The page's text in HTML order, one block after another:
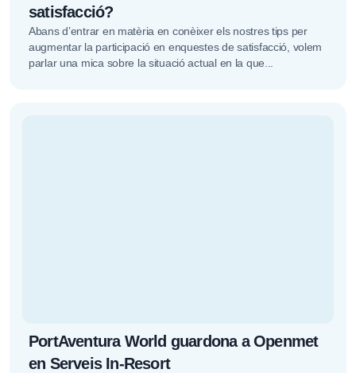
satisfacció?
Abans d’entrar en matèria en conèixer els nostres tips per
augmentar la participació en enquestes de satisfacció, volem
parlar una mica sobre la situació actual en la que...
PortAventura World guardona a Openmet
en Serveis In-Resort